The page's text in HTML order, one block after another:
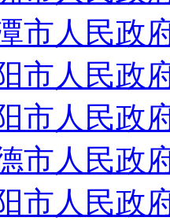
市人民政
市人民政
市人民政
市人民政
市人民政